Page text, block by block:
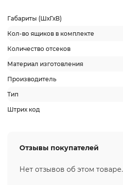
Габариты (ШхГхВ)
Кол-во ящиков в комплекте
Количество отсеков
Материал изготовления
Производитель
Тип
Штрих код
Отзывы покупателей
Нет отзывов об этом товаре.